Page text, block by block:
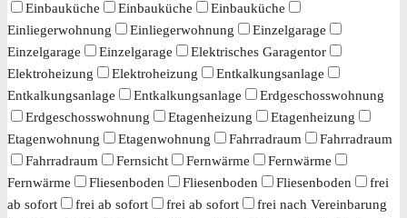
Einbauküche
Einbauküche
Einbauküche
Einliegerwohnung
Einliegerwohnung
Einzelgarage
Einzelgarage
Einzelgarage
Elektrisches Garagentor
Elektroheizung
Elektroheizung
Entkalkungsanlage
Entkalkungsanlage
Entkalkungsanlage
Erdgeschosswohnung
Erdgeschosswohnung
Etagenheizung
Etagenheizung
Etagenwohnung
Etagenwohnung Fahrradraum
Fahrradraum
Fahrradraum
Fernsicht Fernwärme
Fernwärme
Fernwärme
Fliesenboden Fliesenboden Fliesenboden
frei
ab sofort
frei ab sofort frei ab sofort
frei nach Vereinbarung